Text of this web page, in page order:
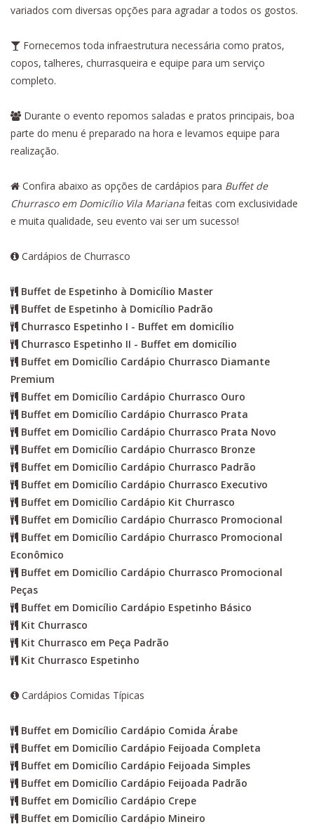
variados com diversas opções para agradar a todos os gostos.
Fornecemos toda infraestrutura necessária como pratos,
copos, talheres, churrasqueira e equipe para um serviço
completo.
Durante o evento repomos saladas e pratos principais, boa
parte do menu é preparado na hora e levamos equipe para
realização.
Confira abaixo as opções de cardápios para Buffet de
Churrasco em Domicílio Vila Mariana feitas com exclusividade
e muita qualidade, seu evento vai ser um sucesso!
Cardápios de Churrasco
Buffet de Espetinho à Domicílio Master
Buffet de Espetinho à Domicílio Padrão
Churrasco Espetinho I - Buffet em domicílio
Churrasco Espetinho II - Buffet em domicílio
Buffet em Domicílio Cardápio Churrasco Diamante
Premium
Buffet em Domicílio Cardápio Churrasco Ouro
Buffet em Domicílio Cardápio Churrasco Prata
Buffet em Domicílio Cardápio Churrasco Prata Novo
Buffet em Domicílio Cardápio Churrasco Bronze
Buffet em Domicílio Cardápio Churrasco Padrão
Buffet em Domicílio Cardápio Churrasco Executivo
Buffet em Domicílio Cardápio Kit Churrasco
Buffet em Domicílio Cardápio Churrasco Promocional
Buffet em Domicílio Cardápio Churrasco Promocional
Econômico
Buffet em Domicílio Cardápio Churrasco Promocional
Peças
Buffet em Domicílio Cardápio Espetinho Básico
Kit Churrasco
Kit Churrasco em Peça Padrão
Kit Churrasco Espetinho
Cardápios Comidas Típicas
Buffet em Domicílio Cardápio Comida Árabe
Buffet em Domicílio Cardápio Feijoada Completa
Buffet em Domicílio Cardápio Feijoada Simples
Buffet em Domicílio Cardápio Feijoada Padrão
Buffet em Domicílio Cardápio Crepe
Buffet em Domicílio Cardápio Mineiro